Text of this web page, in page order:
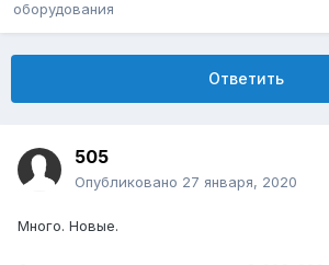
оборудования
Ответить
505
Опубликовано 27 января, 2020
Много. Новые.